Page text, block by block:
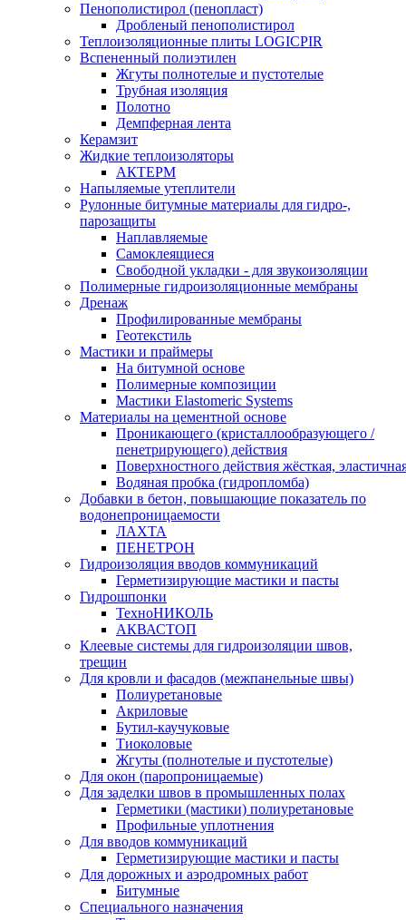
Пенополистирол (пенопласт)
Дробленый пенополистирол
Теплоизоляционные плиты LOGICPIR
Вспененный полиэтилен
Жгуты полнотелые и пустотелые
Трубная изоляция
Полотно
Демпферная лента
Керамзит
Жидкие теплоизоляторы
АКТЕРМ
Напыляемые утеплители
Рулонные битумные материалы для гидро-,
парозащиты
Наплавляемые
Самоклеящиеся
Свободной укладки - для звукоизоляции
Полимерные гидроизоляционные мембраны
Дренаж
Профилированные мембраны
Геотекстиль
Мастики и праймеры
На битумной основе
Полимерные композиции
Мастики Elastomeric Systems
Материалы на цементной основе
Проникающего (кристаллообразующего /
пенетрирующего) действия
Поверхностного действия жёсткая,
Водяная пробка (гидропломба)
Добавки в бетон, повышающие показатель по
водонепроницаемости
ЛАХТА
ПЕНЕТРОН
Гидроизоляция вводов коммуникаций
Герметизирующие мастики и пасты
Гидрошпонки
ТехноНИКОЛЬ
АКВАСТОП
Клеевые системы для гидроизоляции швов,
трещин
Для кровли и фасадов (межпанельные швы)
Полиуретановые
Акриловые
Бутил-каучуковые
Тиоколовые
Жгуты (полнотелые и пустотелые)
Для окон (паропроницаемые)
Для заделки швов в промышленных полах
Герметики (мастики) полиуретановые
Профильные уплотнения
Для вводов коммуникаций
Герметизирующие мастики и пасты
Для дорожных и аэродромных работ
Битумные
Специального назначения